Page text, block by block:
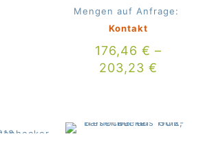
Mengen auf Anfrage:
Kontakt
176,46 € –
203,23 €